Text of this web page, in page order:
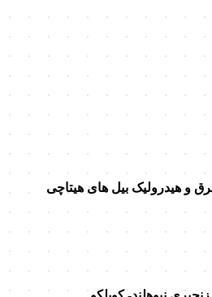
و هیدرولیک بیل های هیتاچی